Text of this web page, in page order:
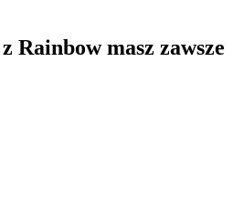
Rainbow masz zawsze